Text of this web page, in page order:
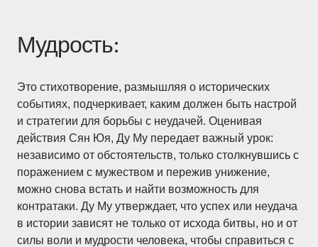
Мудрость:
Это стихотворение, размышляя о исторических
событиях, подчеркивает, каким должен быть настрой
и стратегии для борьбы с неудачей. Оценивая
действия Сян Юя, Ду Му передает важный урок:
независимо от обстоятельств, только столкнувшись с
поражением с мужеством и пережив унижение,
можно снова встать и найти возможность для
контратаки. Ду Му утверждает, что успех или неудача
в истории зависят не только от исхода битвы, но и от
силы воли и мудрости человека, чтобы справиться с